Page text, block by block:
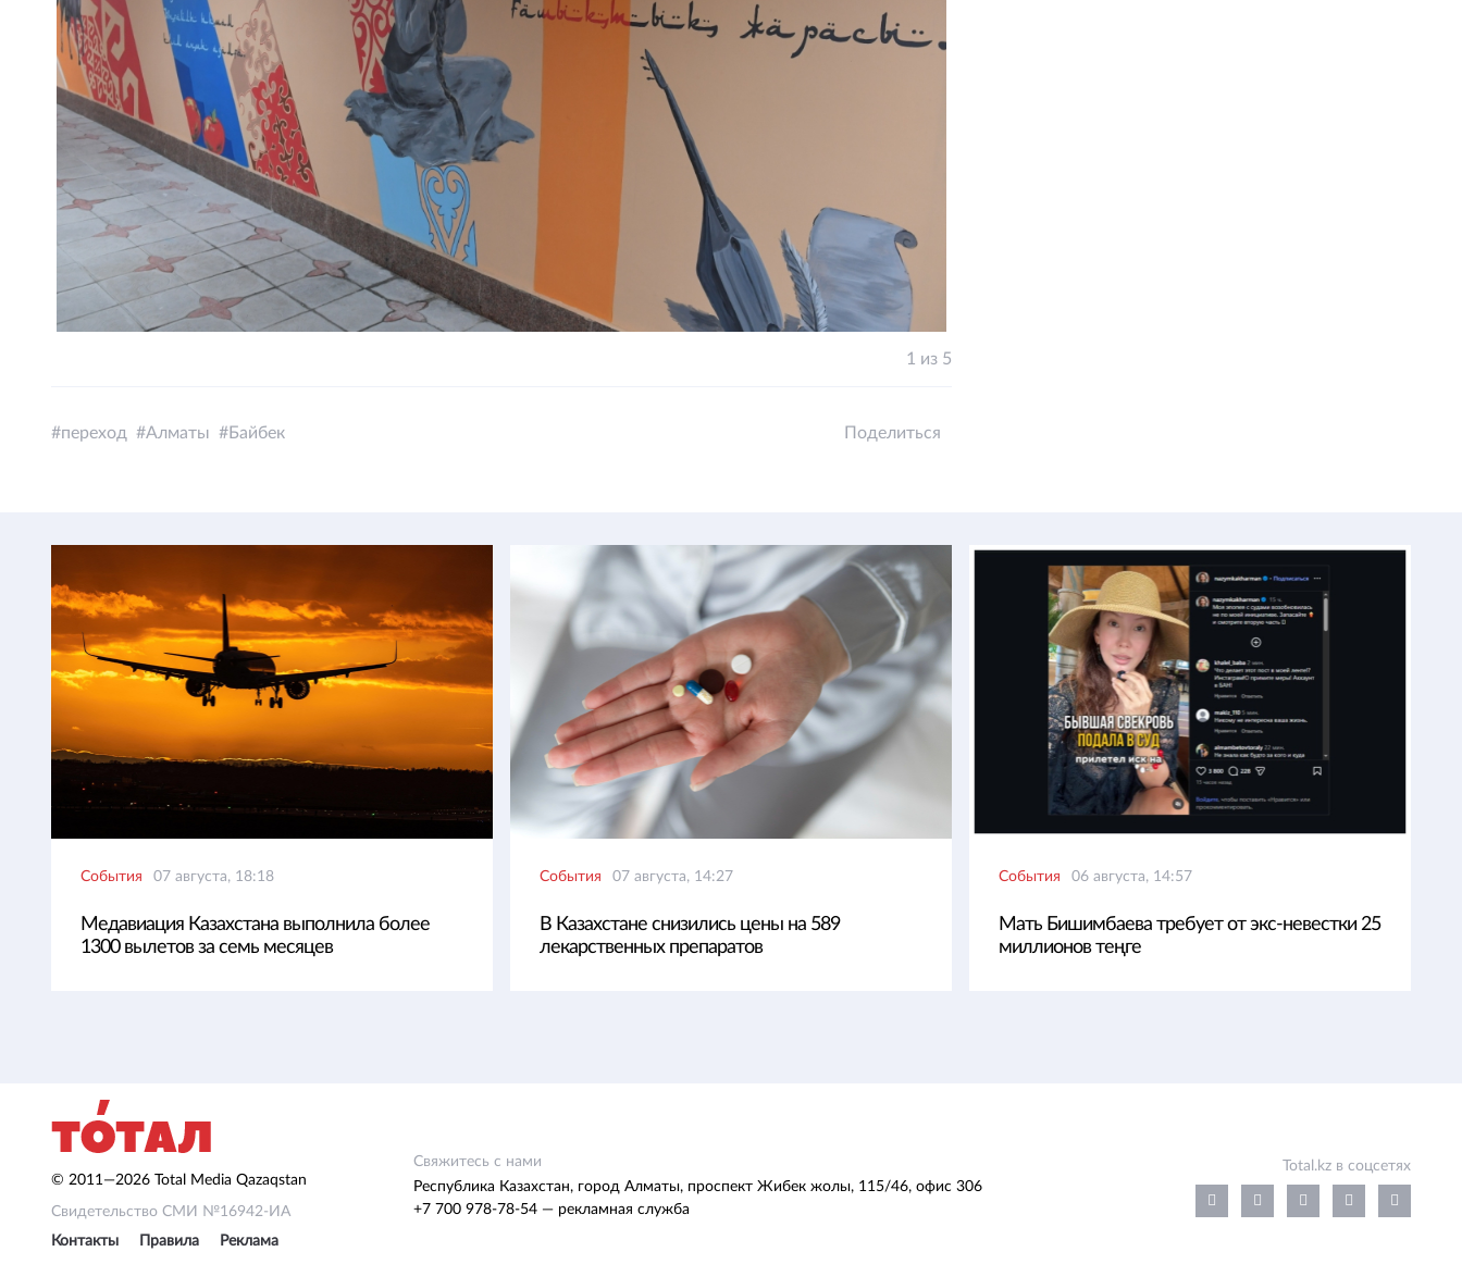
1 из 5
переход Алматы Байбек Поделиться
События 07 августа, 18:18
Медавиация Казахстана выполнила более
1300 вылетов за семь месяцев
События 07 августа, 14:27
В Казахстане снизились цены на 589
лекарственных препаратов
События 06 августа, 14:57
Мать Бишимбаева требует от экс-невестки 25
миллионов теңге
© 2011—2026 Total Media Qazaqstan
Свидетельство СМИ №16942-ИА
Контакты
Правила Реклама
Свяжитесь с нами
Республика Казахстан, город Алматы, проспект Жибек жолы, 115/46, офис 306
+7 700 978-78-54 — рекламная служба
Total.kz в соцсетях